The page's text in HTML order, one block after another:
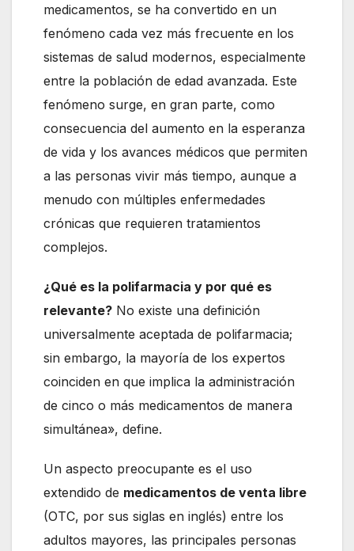
medicamentos, se ha convertido en un
fenómeno cada vez más frecuente en los
sistemas de salud modernos, especialmente
entre la población de edad avanzada. Este
fenómeno surge, en gran parte, como
consecuencia del aumento en la esperanza
de vida y los avances médicos que permiten
a las personas vivir más tiempo, aunque a
menudo con múltiples enfermedades
crónicas que requieren tratamientos
complejos.
¿Qué es la polifarmacia y por qué es
relevante? No existe una definición
universalmente aceptada de polifarmacia;
sin embargo, la mayoría de los expertos
coinciden en que implica la administración
de cinco o más medicamentos de manera
simultánea», define.
Un aspecto preocupante es el uso
extendido de medicamentos de venta libre
(OTC, por sus siglas en inglés) entre los
adultos mayores, las principales personas